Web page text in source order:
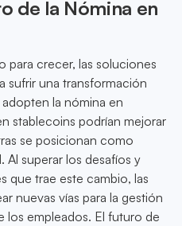
de la Nómina en
para crecer, las soluciones
sufrir una transformación
la nómina en
stablecoins podrían mejorar
se posicionan como
Al superar los desafíos y
que trae este cambio, las
nuevas vías para la gestión
los empleados. El futuro de